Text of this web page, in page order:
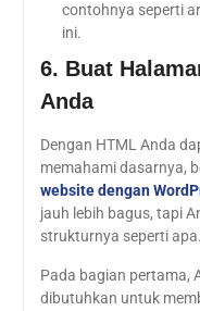
contohnya seperti
ini.
6. Buat
Anda
Dengan HTML Anda
memahami dasarnya,
website dengan
jauh lebih bagus, tapi
strukturnya seperti apa.
Pada bagian pertama,
dibutuhkan untuk